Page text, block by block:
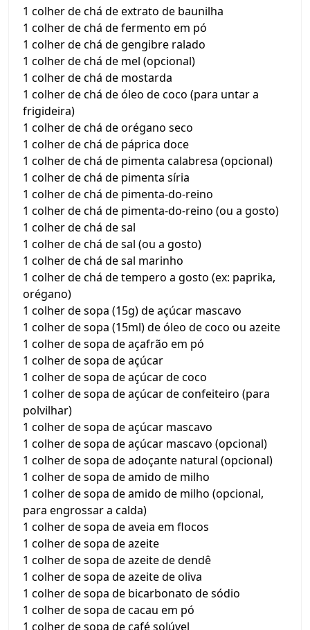
1 colher de chá de extrato de baunilha
1 colher de chá de fermento em pó
1 colher de chá de gengibre ralado
1 colher de chá de mel (opcional)
1 colher de chá de mostarda
1 colher de chá de óleo de coco (para untar a
frigideira)
1 colher de chá de orégano seco
1 colher de chá de páprica doce
1 colher de chá de pimenta calabresa (opcional)
1 colher de chá de pimenta síria
1 colher de chá de pimenta-do-reino
1 colher de chá de pimenta-do-reino (ou a gosto)
1 colher de chá de sal
1 colher de chá de sal (ou a gosto)
1 colher de chá de sal marinho
1 colher de chá de tempero a gosto (ex: paprika,
orégano)
1 colher de sopa (15g) de açúcar mascavo
1 colher de sopa (15ml) de óleo de coco ou azeite
1 colher de sopa de açafrão em pó
1 colher de sopa de açúcar
1 colher de sopa de açúcar de coco
1 colher de sopa de açúcar de confeiteiro (para
polvilhar)
1 colher de sopa de açúcar mascavo
1 colher de sopa de açúcar mascavo (opcional)
1 colher de sopa de adoçante natural (opcional)
1 colher de sopa de amido de milho
1 colher de sopa de amido de milho (opcional,
para engrossar a calda)
1 colher de sopa de aveia em flocos
1 colher de sopa de azeite
1 colher de sopa de azeite de dendê
1 colher de sopa de azeite de oliva
1 colher de sopa de bicarbonato de sódio
1 colher de sopa de cacau em pó
1 colher de sopa de café solúvel